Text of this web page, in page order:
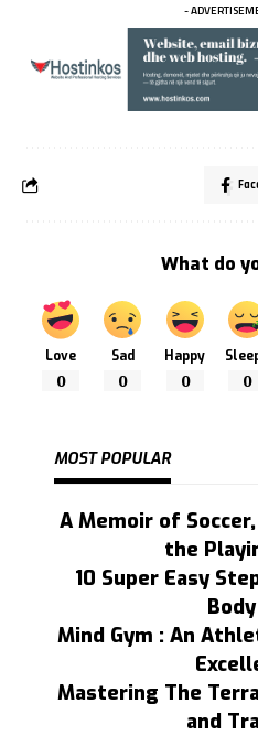
-
What do
Love
0
Sad
0
Happy
0 0
MOST POPULAR
A Memoir of
the
10 Super Easy
Mind Gym : An
Mastering The
and